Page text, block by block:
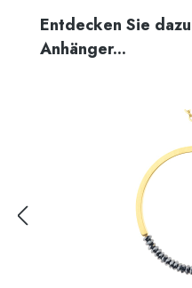
Produktgalerie überspringen
Entdecken Sie
Anhänger...